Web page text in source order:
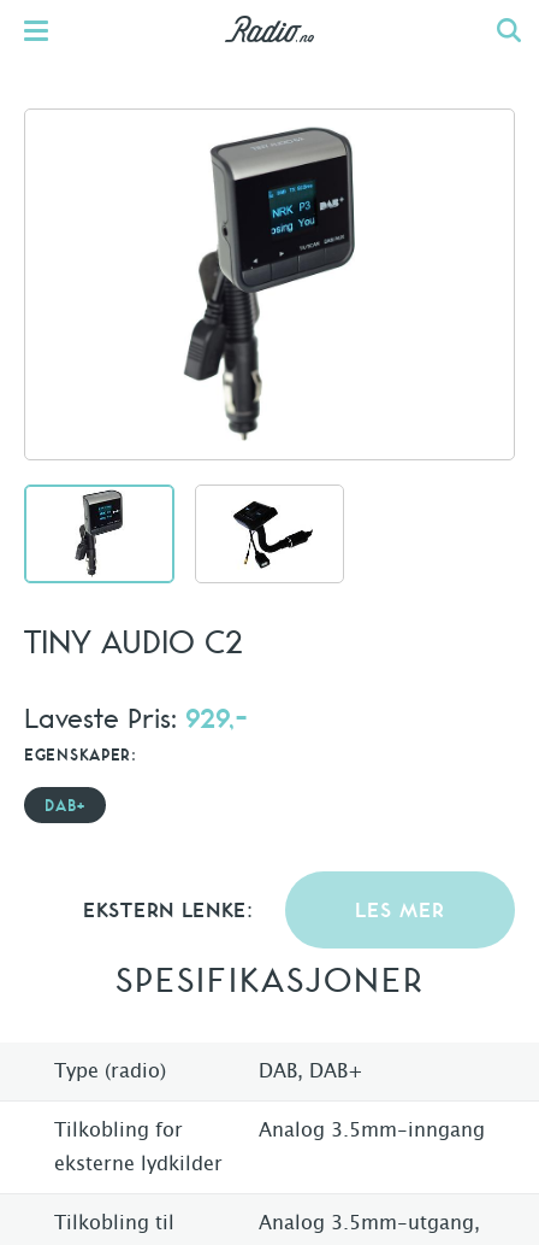
TINY AUDIO C2
Laveste Pris: 929,-
EGENSKAPER:
DAB+
EKSTERN LENKE: LES MER
SPESIFIKASJONER
Type (radio) DAB, DAB+
Tilkobling for
eksterne lydkilder
Analog 3.5mm-inngang
Tilkobling til
Analog 3.5mm-utgang,